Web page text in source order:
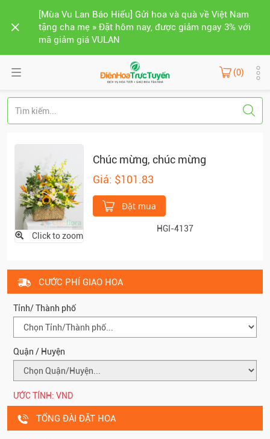
[Mùa Vu Lan Báo Hiếu] Gửi hoa và quà về Việt Nam
tặng cha mẹ » Đặt hôm nay, được giảm ngay 3% với
mã giảm giá VULAN
(0)
Click to zoom
Chúc mừng, chúc mừng
Giá: $101.83
Đặt mua
HGI-4137
CƯỚC PHÍ GIAO HOA
Tỉnh/ Thành phố
Quận / Huyện
ƯỚC TÍNH: VND
TỔNG ĐÀI ĐẶT HOA